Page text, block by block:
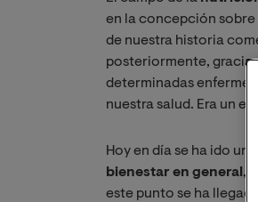
en la concepción sobre
de nuestra historia
posteriormente,
determinadas
nuestra salud. Era un
Hoy en día se ha ido un
bienestar en general,
este punto se ha